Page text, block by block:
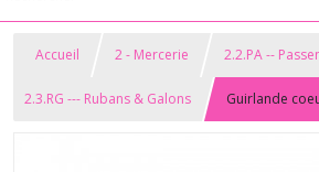
Accueil 2 - Mercerie 2.2.PA --
2.3.RG --- Rubans & Galons Guirlande